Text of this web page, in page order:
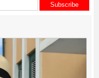
Subscribe